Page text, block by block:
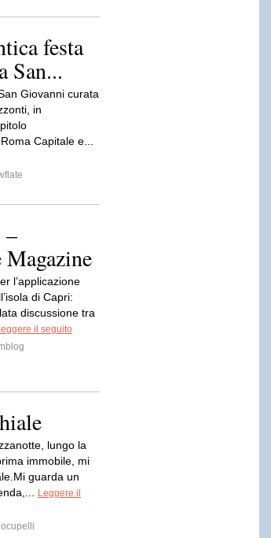
festa
San...
Giovanni curata
in
Capitale e...
–
Magazine
l’applicazione
di Capri:
discussione tra
il seguito
lungo la
immobile, mi
guarda un
Leggere il